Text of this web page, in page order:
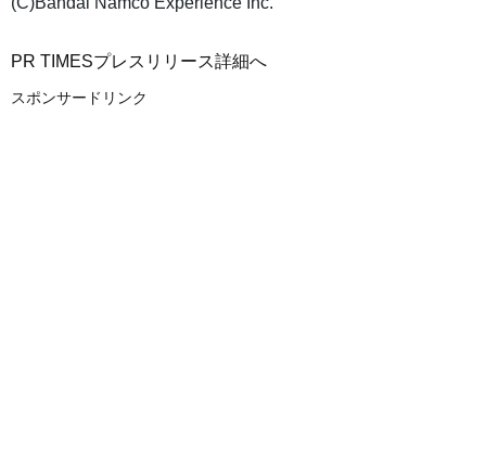
PR TIMESプレスリリース詳細へ
スポンサードリンク